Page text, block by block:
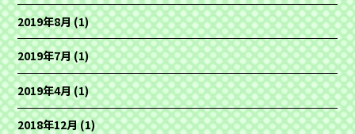
2019年8月(1)
2019年7月(1)
2019年4月(1)
2018年12月(1)